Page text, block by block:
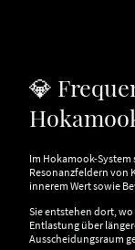
💎
Im Hokamook-
Resonanzfeldern von
innerem Wert sowie
Sie entstehen dort,
Entlastung über
Ausscheidungsraum